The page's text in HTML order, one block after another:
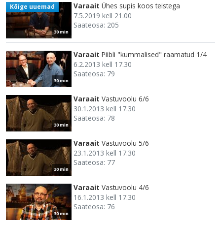
30 min
Kõige uuemad Varaait Ühes supis koos teistega
7.5.2019 kell 21.00
Saateosa: 205
30 min
Varaait Piibli "kummalised" raamatud 1/4
6.2.2013 kell 17.30
Saateosa: 79
30 min
Varaait Vastuvoolu 6/6
30.1.2013 kell 17.30
Saateosa: 78
30 min
Varaait Vastuvoolu 5/6
23.1.2013 kell 17.30
Saateosa: 77
30 min
Varaait Vastuvoolu 4/6
16.1.2013 kell 17.30
Saateosa: 76